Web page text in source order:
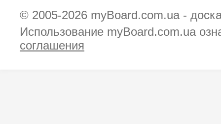
© 2005-2026 myBoard.com.ua -
Использование myBoard.com.ua
соглашения